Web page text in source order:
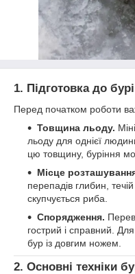
1. Підготовка до
Перед початком роботи
Товщина льоду.
льоду для однієї
цю товщину, буріння
Місце
перепадів глибин,
скупчується риба.
Спорядження.
гострий і справний.
бур із довгим ножем.
2. Основні техніки